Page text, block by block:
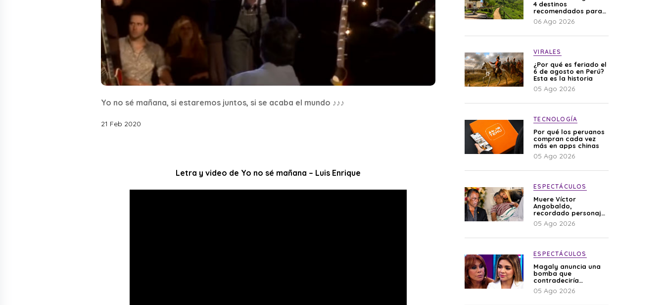
Yo no sé mañana, si estaremos juntos, si se acaba el mundo ♪♪♪
21 Feb 2020
Letra y video de Yo no sé mañana – Luis Enrique
4 destinos
recomendados para
disfrutar el descanso
06 Ago 2026
VIRALES
¿Por qué es feriado el
6 de agosto en Perú?
Esta es la historia
05 Ago 2026
TECNOLOGÍA
Por qué los peruanos
compran cada vez
más en apps chinas
05 Ago 2026
ESPECTÁCULOS
Muere Víctor
Angobaldo,
recordado personaje
de la farándula y
expareja de Shirley
05 Ago 2026
ESPECTÁCULOS
Magaly anuncia una
bomba que
contradeciría
comunicado de La
Bella Luz: “Hay un
05 Ago 2026